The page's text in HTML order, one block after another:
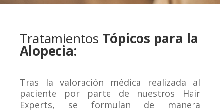
Tratamientos Tópicos para la
Alopecia:
Tras la valoración médica realizada al
paciente por parte de nuestros Hair
Experts, se formulan de manera